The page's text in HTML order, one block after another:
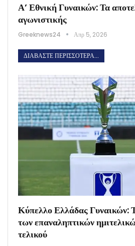
Α’ Εθνική Γυναικών: Τα
αγωνιστικής
Greeknews24 Απρ 5, 2026
ΔΙΑΒΆΣΤΕ ΠΕΡΙΣΣΌΤΕΡΑ...
Κύπελλο Ελλάδας Γυναικών:
των επαναληπτικών
τελικού